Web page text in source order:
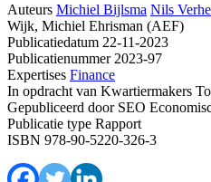
Auteurs Michiel Bijlsma Nils
Wijk, Michiel Ehrisman (AEF)
Publicatiedatum 22-11-2023
Publicatienummer2023-97
Expertises Finance
In opdracht van Kwartiermakers
Gepubliceerd doorSEO
Publicatie type Rapport
ISBN 978-90-5220-326-3